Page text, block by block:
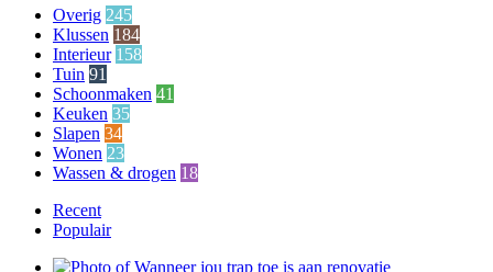
Overig 245
Klussen 184
Interieur 158
Tuin 91
Schoonmaken 41
Keuken 35
Slapen 34
Wonen 23
Wassen & drogen 18
Recent
Populair